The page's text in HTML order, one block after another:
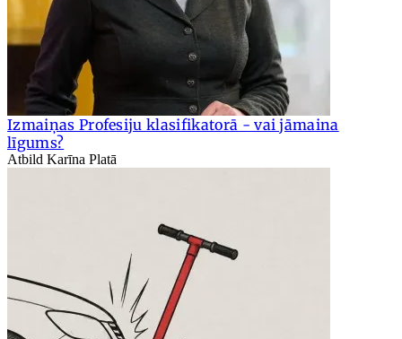
Izmaiņas Profesiju klasifikatorā - vai jāmaina
līgums?
Atbild Karīna Platā